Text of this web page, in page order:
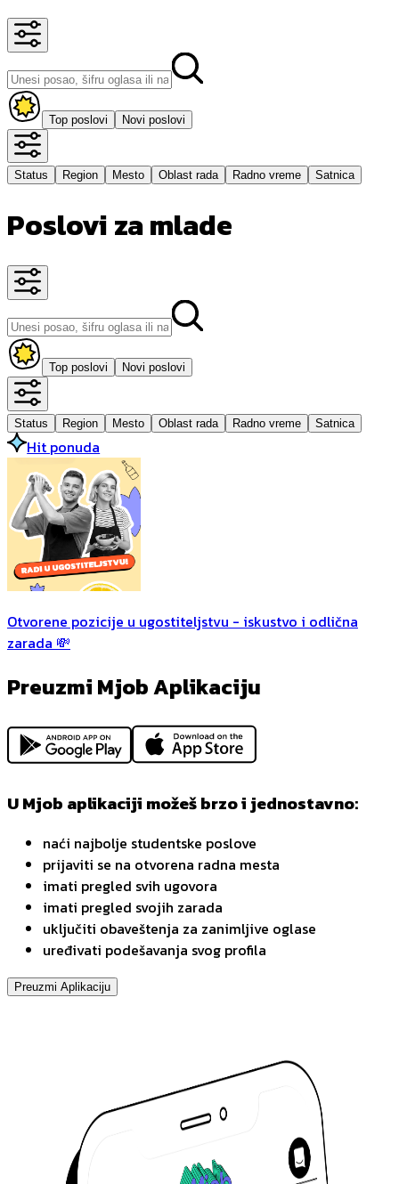
Top poslovi Novi poslovi
Status Region Mesto Oblast rada Radno vreme Satnica
Poslovi za mlade
Top poslovi Novi poslovi
Status Region Mesto Oblast rada Radno vreme Satnica
Hit ponuda
Otvorene pozicije u ugostiteljstvu - iskustvo i odlična
zarada 💸
Preuzmi Mjob Aplikaciju
U Mjob aplikaciji možeš brzo i jednostavno:
naći najbolje studentske poslove
prijaviti se na otvorena radna mesta
imati pregled svih ugovora
imati pregled svojih zarada
uključiti obaveštenja za zanimljive oglase
uređivati podešavanja svog profila
Preuzmi Aplikaciju